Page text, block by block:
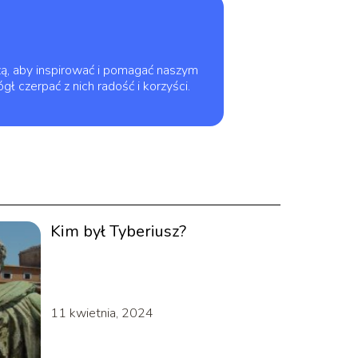
aby inspirować i pomagać naszym
czerpać z nich radość i korzyści.
Kim był Tyberiusz?
11 kwietnia, 2024